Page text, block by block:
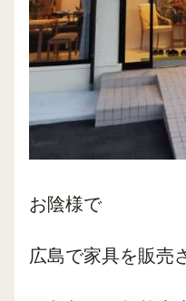
お陰様で
広島で家具を販売